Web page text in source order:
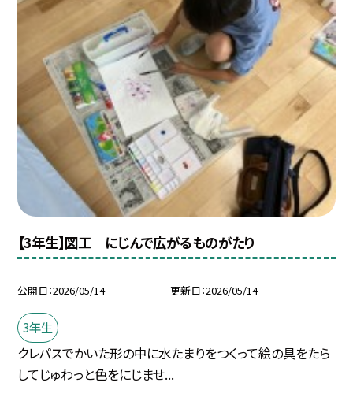
【3年生】図工 にじんで広がるものがたり
公開日 2026/05/14 更新日 2026/05/14
3年生
クレパスでかいた形の中に水たまりをつくって絵の具をたら
してじゅわっと色をにじませ...